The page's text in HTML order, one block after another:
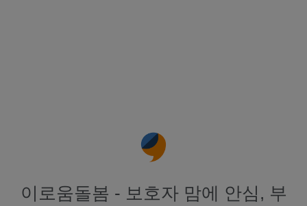
이로움돌봄 - 보호자 맘에 안심, 부